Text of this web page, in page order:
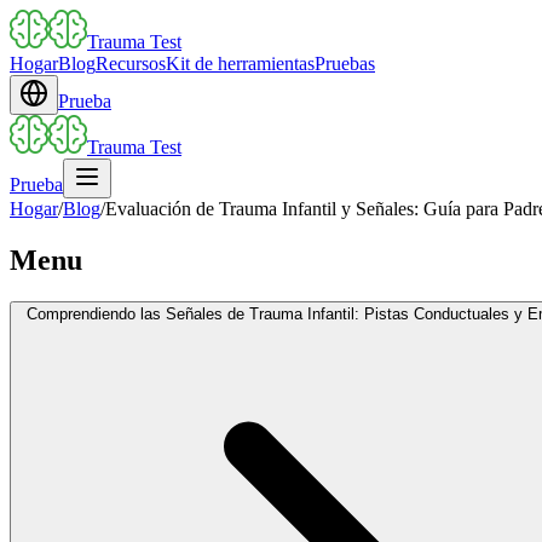
Trauma Test
HogarBlogRecursosKit de herramientasPruebas
Prueba
Trauma Test
Prueba
Hogar/Blog/Evaluación de Trauma Infantil y Señales: Guía para
Menu
Comprendiendo las Señales de Trauma Infantil: Pistas Conductuales y